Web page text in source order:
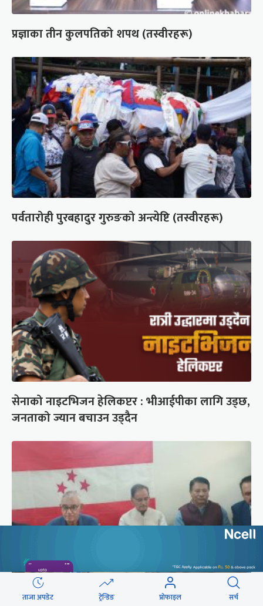
प्रज्ञाका तीन कुलपतिको शपथ (तस्वीरहरू)
पर्वतारोही पुरबहादुर गुरुङको अन्त्येष्टि (तस्वीरहरू)
सेनाको नाइटभिजन हेलिकप्टर : भीआईपीका लागि उड्छ,
जनताको ज्यान बचाउन उड्दैन
कांग्रेस संस्थापन इतर समूहको राष्ट्रिय भेलालाई देउवाले
ताजा अपडेट ट्रेन्डिङ प्रोफाइल सर्च